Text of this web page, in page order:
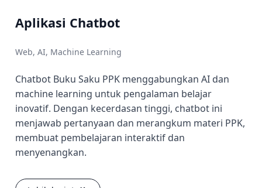
Aplikasi Chatbot
Web, AI, Machine Learning
Chatbot Buku Saku PPK menggabungkan AI dan
machine learning untuk pengalaman belajar
inovatif. Dengan kecerdasan tinggi, chatbot ini
menjawab pertanyaan dan merangkum materi PPK,
membuat pembelajaran interaktif dan
menyenangkan.